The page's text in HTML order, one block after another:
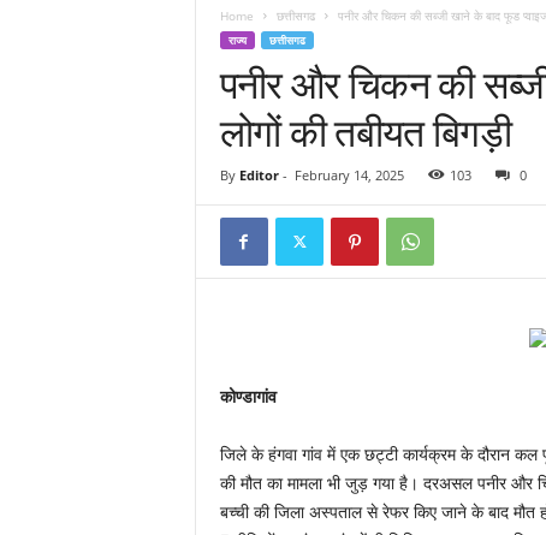
Home छत्तीसगढ पनीर और चिकन की सब्‍जी खाने के बाद फूड
राज्य छत्तीसगढ
पनीर और चिकन की
लोगों की तबीयत बिगड़ी
By Editor- February 14, 2025 103 0
कोण्डागांव
जिले के हंगवा गांव में एक छट्टी कार्यक्रम के दौरान कल
की मौत का मामला भी जुड़ गया है। दरअसल पनीर
बच्ची की जिला अस्पताल से रेफर किए जाने के बाद मौत